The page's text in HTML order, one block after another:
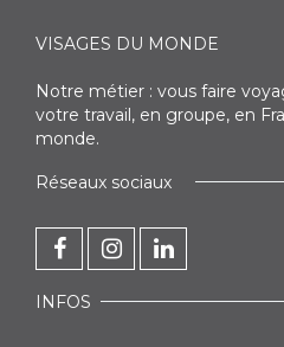
VISAGES DU MONDE
Notre métier : vous faire
votre travail, en groupe, en
monde.
Réseaux sociaux
INFOS